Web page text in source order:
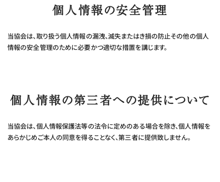
個人情報の安全管理
当協会は、取り扱う個人情報の漏洩、滅失またはき損の防止その他の個人
情報の安全管理のために必要かつ適切な措置を講じます。
個人情報の第三者への提供について
当協会は、個人情報保護法等の法令に定めのある場合を除き、個人情報を
あらかじめご本人の同意を得ることなく、第三者に提供致しません。